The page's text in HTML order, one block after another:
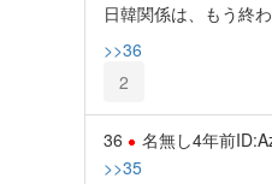
日韓関係は、もう終
>>36
2
36 名無し4年前
>>35